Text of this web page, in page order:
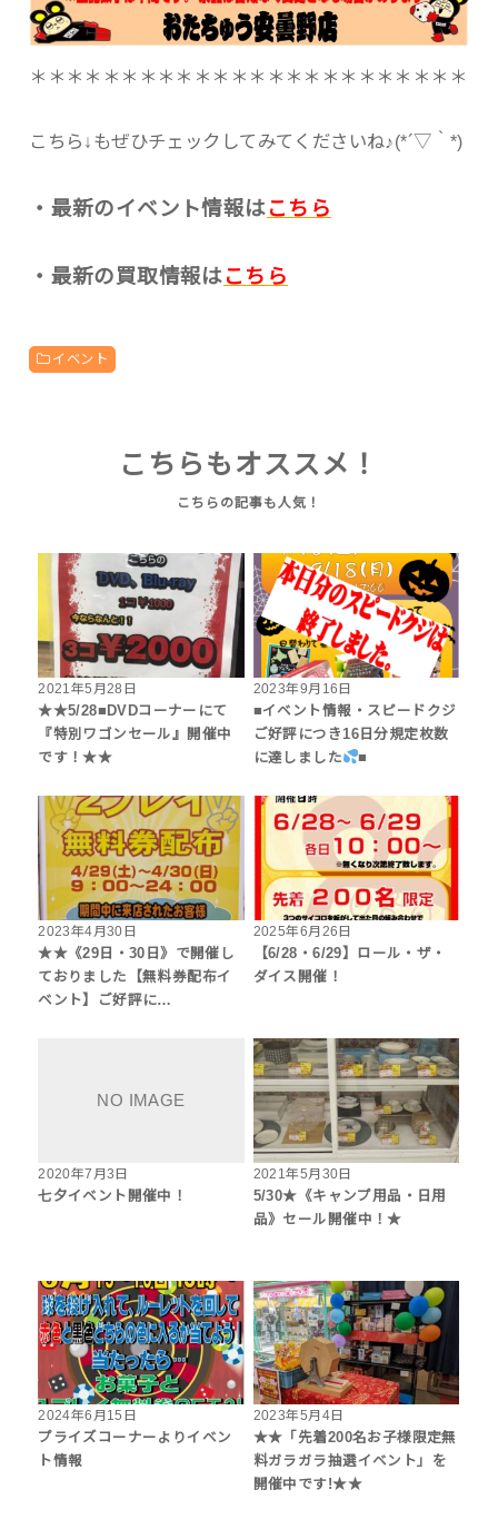
＊＊＊＊＊＊＊＊＊＊＊＊＊＊＊＊＊＊＊＊＊＊＊＊
こちら↓もぜひチェックしてみてくださいね♪(*´▽｀*)
・最新のイベント情報はこちら
・最新の買取情報はこちら
イベント
こちらもオススメ！
2021年5月28日
★★5/28■DVDコーナーにて
『特別ワゴンセール』開催中
です！★★
2023年9月16日
■イベント情報・スピードクジ
ご好評につき16日分規定枚数
に達しました
■
2023年4月30日
★★《29日・30日》で開催し
ておりました【無料券配布イ
ベント】ご好評に…
2025年6月26日
【6/28・6/29】ロール・ザ・
ダイス開催！
2020年7月3日
七夕イベント開催中！
2021年5月30日
5/30★《キャンプ用品・日用
品》セール開催中！★
2024年6月15日
プライズコーナーよりイベン
ト情報
2023年5月4日
★★「先着200名お子様限定無
料ガラガラ抽選イベント」を
開催中です!★★